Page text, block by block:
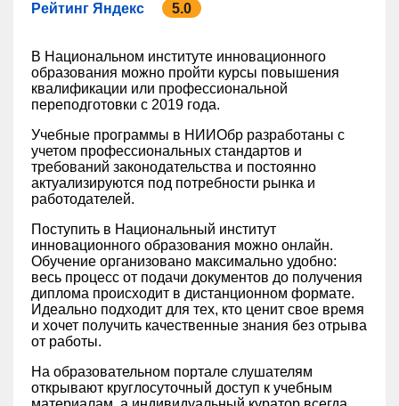
Рейтинг Яндекс 5.0
В Национальном институте инновационного
образования можно пройти курсы повышения
квалификации или профессиональной
переподготовки с 2019 года.
Учебные программы в НИИОбр разработаны с
учетом профессиональных стандартов и
требований законодательства и постоянно
актуализируются под потребности рынка и
работодателей.
Поступить в Национальный институт
инновационного образования можно онлайн.
Обучение организовано максимально удобно:
весь процесс от подачи документов до получения
диплома происходит в дистанционном формате.
Идеально подходит для тех, кто ценит свое время
и хочет получить качественные знания без отрыва
от работы.
На образовательном портале слушателям
открывают круглосуточный доступ к учебным